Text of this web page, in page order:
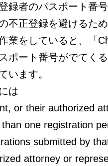
録者のパスポート番
不正登録を避けるため
業をしていると、「
ポート番号がでてく
います。
は
or their authorized
one registration
submitted by
attorney or